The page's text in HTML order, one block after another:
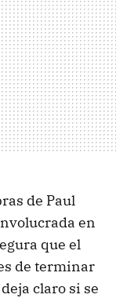
de Paul
en
que el
de terminar
claro si se